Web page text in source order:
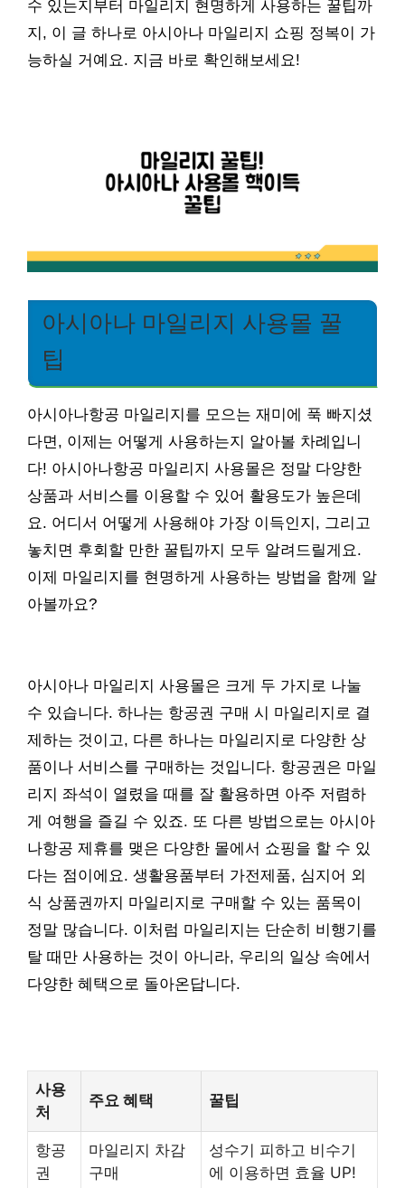
수 있는지부터 마일리지 현명하게 사용하는 꿀팁까
지, 이 글 하나로 아시아나 마일리지 쇼핑 정복이 가
능하실 거예요. 지금 바로 확인해보세요!
아시아나 마일리지 사용몰 꿀
팁
아시아나항공 마일리지를 모으는 재미에 푹 빠지셨
다면, 이제는 어떻게 사용하는지 알아볼 차례입니
다! 아시아나항공 마일리지 사용몰은 정말 다양한
상품과 서비스를 이용할 수 있어 활용도가 높은데
요. 어디서 어떻게 사용해야 가장 이득인지, 그리고
놓치면 후회할 만한 꿀팁까지 모두 알려드릴게요.
이제 마일리지를 현명하게 사용하는 방법을 함께 알
아볼까요?
아시아나 마일리지 사용몰은 크게 두 가지로 나눌
수 있습니다. 하나는 항공권 구매 시 마일리지로 결
제하는 것이고, 다른 하나는 마일리지로 다양한 상
품이나 서비스를 구매하는 것입니다. 항공권은 마일
리지 좌석이 열렸을 때를 잘 활용하면 아주 저렴하
게 여행을 즐길 수 있죠. 또 다른 방법으로는 아시아
나항공 제휴를 맺은 다양한 몰에서 쇼핑을 할 수 있
다는 점이에요. 생활용품부터 가전제품, 심지어 외
식 상품권까지 마일리지로 구매할 수 있는 품목이
정말 많습니다. 이처럼 마일리지는 단순히 비행기를
탈 때만 사용하는 것이 아니라, 우리의 일상 속에서
다양한 혜택으로 돌아온답니다.
사용
처
주요 혜택 꿀팁
항공
권
마일리지 차감
구매
성수기 피하고 비수기
에 이용하면 효율 UP!